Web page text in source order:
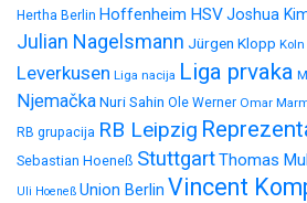
Hertha Berlin Hoffenheim HSVJoshua
Julian Nagelsmann Jürgen Klopp Koln
Leverkusen Liga nacija Liga prvaka
NjemačkaNuri Sahin Ole Werner Omar
RB grupacija RB Leipzig
Sebastian Hoeneß StuttgartThomas
Uli Hoeneß Union Berlin Vincent